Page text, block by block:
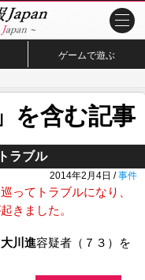
ゲームで遊ぶ
を含む記事
ラブル
2014年2月4日 /事件
ってトラブルになり、
きました。
大川進容疑者（７３）を